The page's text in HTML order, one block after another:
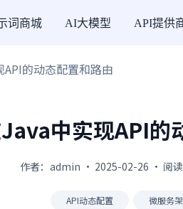
词商城 AI大模型 API提供
的动态配置和路由
中实现API的
作者：admin · 2025-02-26 · 阅
API动态配置 微服务